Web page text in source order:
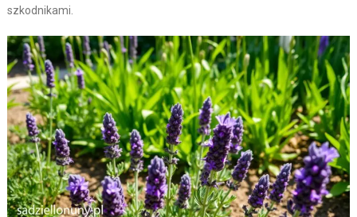
szkodnikami.